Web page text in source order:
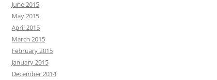
June 2015
May 2015
April 2015
March 2015
February 2015
January 2015
December 2014